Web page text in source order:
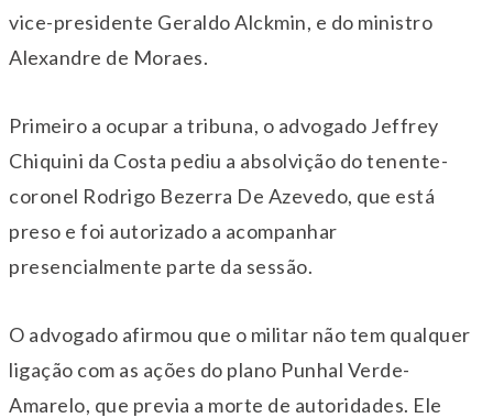
vice-presidente Geraldo Alckmin, e do ministro
Alexandre de Moraes.
Primeiro a ocupar a tribuna, o advogado Jeffrey
Chiquini da Costa pediu a absolvição do tenente-
coronel Rodrigo Bezerra De Azevedo, que está
preso e foi autorizado a acompanhar
presencialmente parte da sessão.
O advogado afirmou que o militar não tem qualquer
ligação com as ações do plano Punhal Verde-
Amarelo, que previa a morte de autoridades. Ele